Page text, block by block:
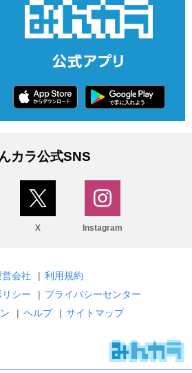
カラ公式SNS
X Instagram
営会社 | 利用規約
シー
| プライバシーセンター
| ヘルプ | サイトマップ